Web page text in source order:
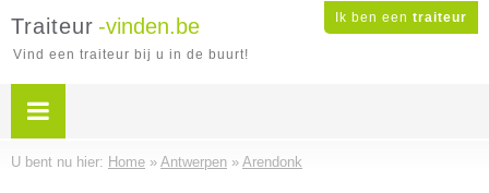
Ik ben een traiteur
Traiteur -vinden.be
Vind een traiteur bij u in de buurt!
U bent nu hier: Home » Antwerpen » Arendonk